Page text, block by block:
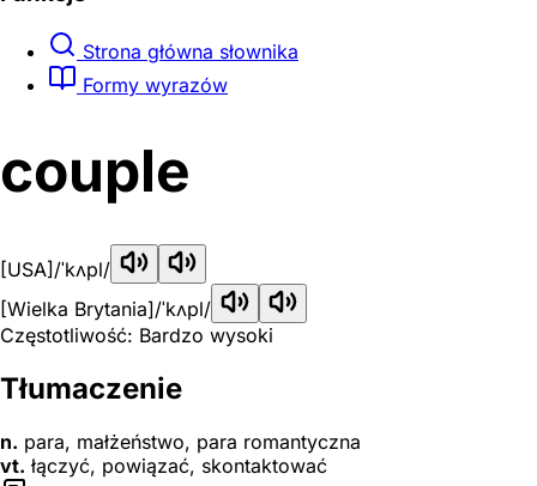
Strona główna słownika
Formy wyrazów
couple
[USA] /ˈkʌpl/
[Wielka Brytania]/ˈkʌpl/
Częstotliwość: Bardzo wysoki
Tłumaczenie
n. para, małżeństwo, para romantyczna
vt. łączyć, powiązać, skontaktować